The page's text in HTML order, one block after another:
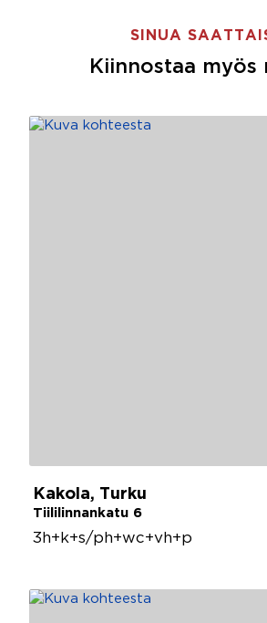
SINUA
Kiinnostaa myös
Kakola, Turku
Tiililinnankatu 6
3h+k+s/ph+wc+vh+p